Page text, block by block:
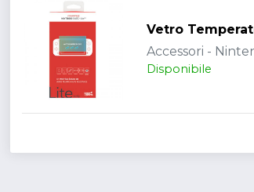
Vetro
Accessori -
Disponibile